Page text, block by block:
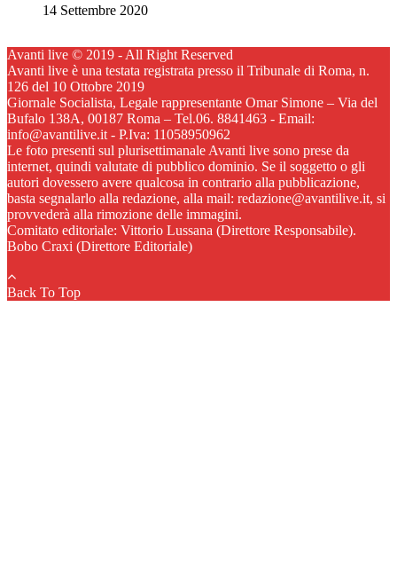
14 Settembre 2020
Avanti live © 2019 - All Right Reserved
Avanti live è una testata registrata presso il Tribunale di Roma, n.
126 del 10 Ottobre 2019
Giornale Socialista, Legale rappresentante Omar Simone – Via del
Bufalo 138A, 00187 Roma – Tel.06. 8841463 - Email:
info@avantilive.it - P.Iva: 11058950962
Le foto presenti sul plurisettimanale Avanti live sono prese da
internet, quindi valutate di pubblico dominio. Se il soggetto o gli
autori dovessero avere qualcosa in contrario alla pubblicazione,
basta segnalarlo alla redazione, alla mail: redazione@avantilive.it, si
provvederà alla rimozione delle immagini.
Comitato editoriale: Vittorio Lussana (Direttore Responsabile).
Bobo Craxi (Direttore Editoriale)
Back To Top